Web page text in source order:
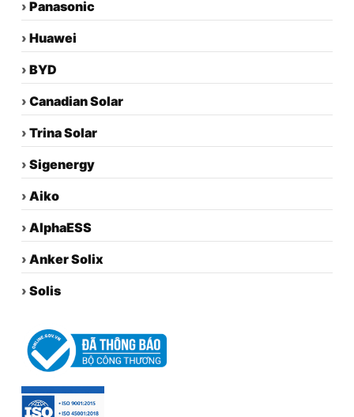
› Panasonic
› Huawei
› BYD
› Canadian Solar
› Trina Solar
› Sigenergy
› Aiko
› AlphaESS
› Anker Solix
› Solis